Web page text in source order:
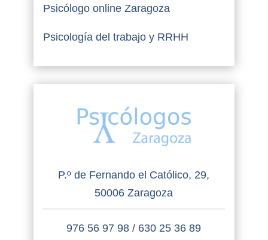
Psicólogo online Zaragoza
Psicología del trabajo y RRHH
P.º de Fernando el Católico, 29,
50006 Zaragoza
976 56 97 98 / 630 25 36 89